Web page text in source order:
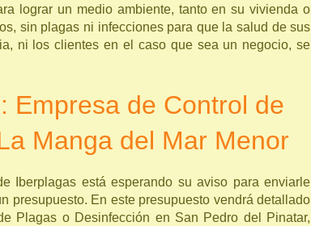
lograr un medio ambiente, tanto en su vivienda o
sin plagas ni infecciones para que la salud de sus
ni los clientes en el caso que sea un negocio, se
Empresa de Control de
Manga del Mar Menor
Iberplagas está esperando su aviso para enviarle
presupuesto. En este presupuesto vendrá detallado
Plagas o Desinfección en San Pedro del Pinatar,